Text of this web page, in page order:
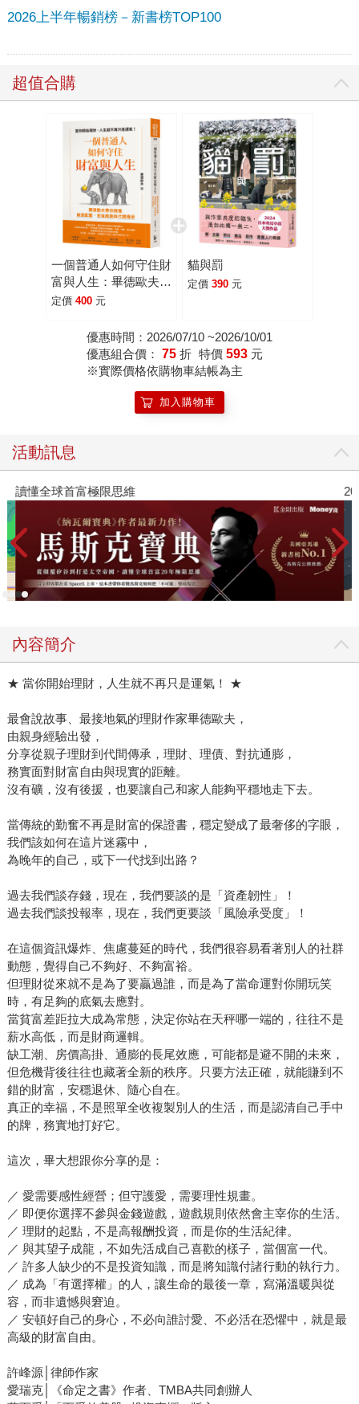
2026上半年暢銷榜－新書榜TOP100
超值合購
一個普通人如何守住財
富與人生：畢德歐夫帶
你搞懂資產配置、老後
定價 400 元
貓與罰
定價 390 元
優惠時間：2026/07/10 ~2026/10/01
優惠組合價： 75 折 特價 593 元
※實際價格依購物車結帳為主
加入購物車
活動訊息
讀懂全球首富極限思維
內容簡介
★ 當你開始理財，人生就不再只是運氣！ ★
最會說故事、最接地氣的理財作家畢德歐夫，
由親身經驗出發，
分享從親子理財到代間傳承，理財、理債、對抗通膨，
務實面對財富自由與現實的距離。
沒有礦，沒有後援，也要讓自己和家人能夠平穩地走下去。
當傳統的勤奮不再是財富的保證書，穩定變成了最奢侈的字眼，
我們該如何在這片迷霧中，
為晚年的自己，或下一代找到出路？
過去我們談存錢，現在，我們要談的是「資產韌性」！
過去我們談投報率，現在，我們更要談「風險承受度」！
在這個資訊爆炸、焦慮蔓延的時代，我們很容易看著別人的社群
動態，覺得自己不夠好、不夠富裕。
但理財從來就不是為了要贏過誰，而是為了當命運對你開玩笑
時，有足夠的底氣去應對。
當貧富差距拉大成為常態，決定你站在天秤哪一端的，往往不是
薪水高低，而是財商邏輯。
缺工潮、房價高掛、通膨的長尾效應，可能都是避不開的未來，
但危機背後往往也藏著全新的秩序。只要方法正確，就能賺到不
錯的財富，安穩退休、隨心自在。
真正的幸福，不是照單全收複製別人的生活，而是認清自己手中
的牌，務實地打好它。
這次，畢大想跟你分享的是：
／ 愛需要感性經營；但守護愛，需要理性規畫。
／ 即便你選擇不參與金錢遊戲，遊戲規則依然會主宰你的生活。
／ 理財的起點，不是高報酬投資，而是你的生活紀律。
／ 與其望子成龍，不如先活成自己喜歡的樣子，當個富一代。
／ 許多人缺少的不是投資知識，而是將知識付諸行動的執行力。
／ 成為「有選擇權」的人，讓生命的最後一章，寫滿溫暖與從
容，而非遺憾與窘迫。
／ 安頓好自己的身心，不必向誰討愛、不必活在恐懼中，就是最
高級的財富自由。
許峰源│律師作家
愛瑞克│《命定之書》作者、TMBA共同創辦人